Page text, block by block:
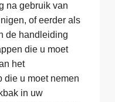
na gebruik van
of eerder als
de handleiding
die u moet
het
die u moet nemen
in uw